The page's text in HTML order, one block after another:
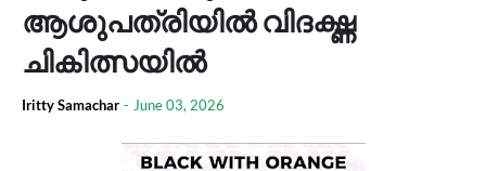
ആശുപത്രിയില്‍ വിദഗ്ദ്ധ
ചികിത്സയില്‍
Iritty Samachar - June 03, 2026